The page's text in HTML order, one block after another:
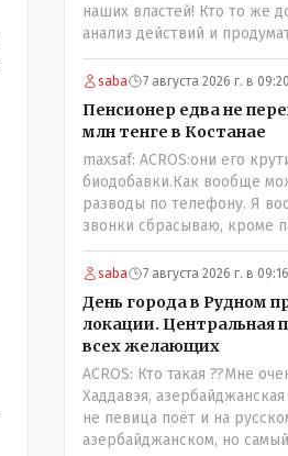
наших властей! Кто то же
анализ действий и
комар носа не подточил!
аналитическом центре либо
Мальдивы уехал, либо всё
прокатывает по
просто обстоятельства
сравнению с
решили пощупать кошелёк
неизвестная в уравнении
и народа! Тут бы как раз
пригодился бы!
saba 7 августа 2026 г. в 09:20
Пенсионер едва не
млн тенге в Костанае
maxsaf: ACROS:они его
биодобавки.Как вообще
разводы по телефону. Я
звонки сбрасываю, кроме
контактов. Один раз мне
мошенники. Я приехал
мне звонил, притащил к
обоим сказал: ещё один
какая причина, и я счета
Остальные входящие сразу
меня любой входящий -
обратное - Zero trust. Все
верифицируемые
поступаю,но увы
saba 7 августа 2026 г. в 09:16
День города в Рудном
локации. Центральная
всех желающих
ACROS: Кто такая ??Мне
Хаддавэя,
не певица поёт и на
азербайджанском, но